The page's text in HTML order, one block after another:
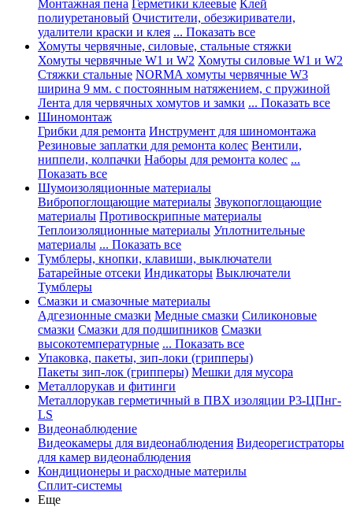
Монтажная пена Герметики клеевые Клей
полиуретановый Очистители, обезжириватели,
удалители краски и клея ... Показать все
Хомуты червячные, силовые, стальные стяжки
Хомуты червячные W1 и W2 Хомуты силовые W1 и W2
Стяжки стальные NORMA хомуты червячные W3
ширина 9 мм. с постоянным натяжением, с пружиной
Лента для червячных хомутов и замки ... Показать все
Шиномонтаж
Грибки для ремонта Инструмент для шиномонтажа
Резиновые заплатки для ремонта колес Вентили,
ниппели, колпачки Наборы для ремонта колес ...
Показать все
Шумоизоляционные материалы
Вибропоглощающие материалы Звукопоглощающие
материалы Противоскрипные материалы
Теплоизоляционные материалы Уплотнительные
материалы ... Показать все
Тумблеры, кнопки, клавиши, выключатели
Батарейные отсеки Индикаторы Выключатели
Тумблеры
Смазки и смазочные материалы
Адгезионные смазки Медные смазки Силиконовые
смазки Смазки для подшипников Смазки
высокотемпературные ... Показать все
Упаковка, пакеты, зип-локи (грипперы)
Пакеты зип-лок (грипперы) Мешки для мусора
Металлорукав и фитинги
Металлорукав герметичный в ПВХ изоляции Р3-ЦПнг-
LS
Видеонаблюдение
Видеокамеры для видеонаблюдения Видеорегистраторы
для камер видеонаблюдения
Кондиционеры и расходные материлы
Сплит-системы
Еще